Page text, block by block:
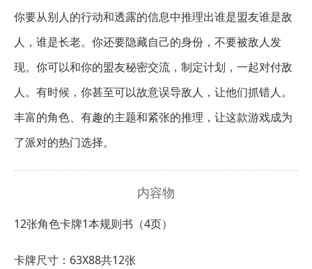
你要从别人的行动和透露的信息中推理出谁是盟友谁是敌
人，谁是长老。你还要隐藏自己的身份，不要被敌人发
现。你可以和你的盟友秘密交流，制定计划，一起对付敌
人。有时候，你甚至可以故意误导敌人，让他们抓错人。
丰富的角色、有趣的主题和紧张的推理，让这款游戏成为
了派对的热门选择。
内容物
12张角色卡牌1本规则书（4页）
卡牌尺寸：63X88共12张